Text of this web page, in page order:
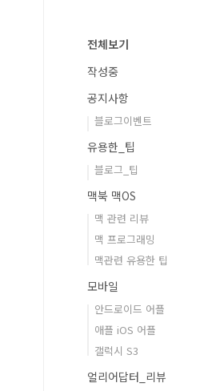
전체보기
작성중
공지사항
블로그이벤트
유용한_팁
블로그_팁
맥북 맥OS
맥 관련 리뷰
맥 프로그래밍
맥관련 유용한 팁
모바일
안드로이드 어플
애플 iOS 어플
갤럭시 S3
얼리어답터_리뷰